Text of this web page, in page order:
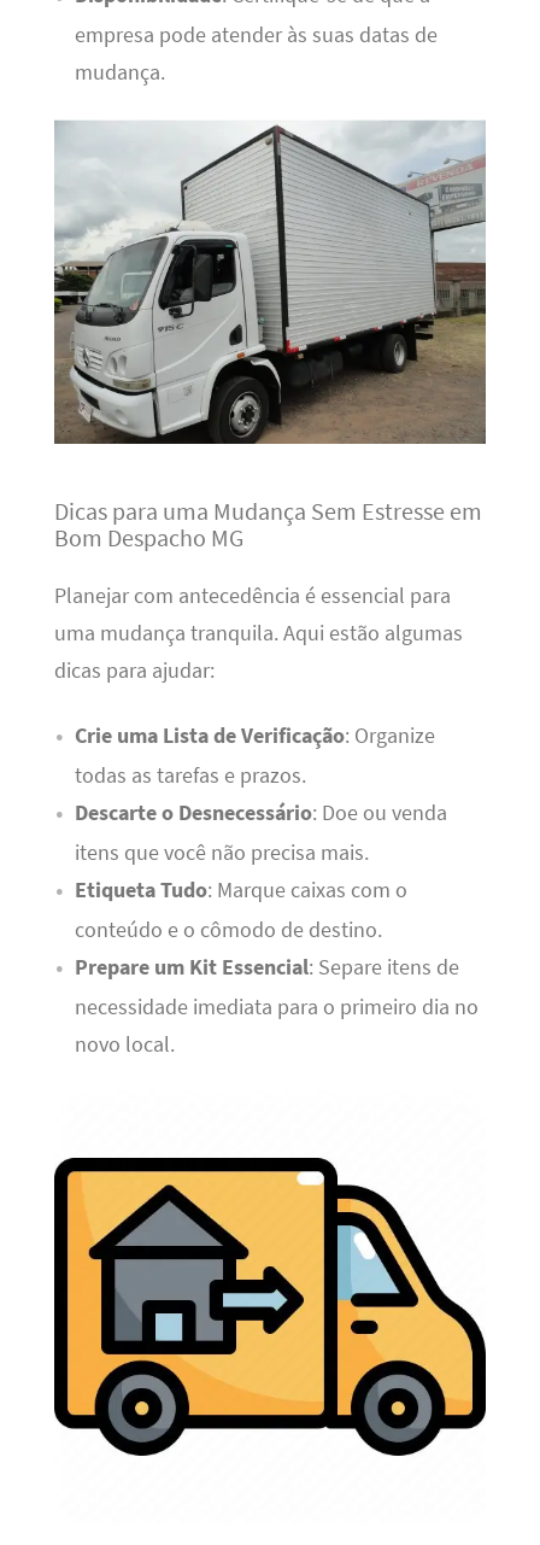
empresa pode atender às suas datas de
mudança.
Dicas para uma Mudança Sem Estresse em
Bom Despacho MG
Planejar com antecedência é essencial para
uma mudança tranquila. Aqui estão algumas
dicas para ajudar:
Crie uma Lista de Verificação: Organize
todas as tarefas e prazos.
Descarte o Desnecessário: Doe ou venda
itens que você não precisa mais.
Etiqueta Tudo: Marque caixas com o
conteúdo e o cômodo de destino.
Prepare um Kit Essencial: Separe itens de
necessidade imediata para o primeiro dia no
novo local.